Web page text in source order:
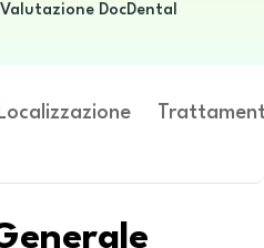
Valutazione DocDental
Localizzazione